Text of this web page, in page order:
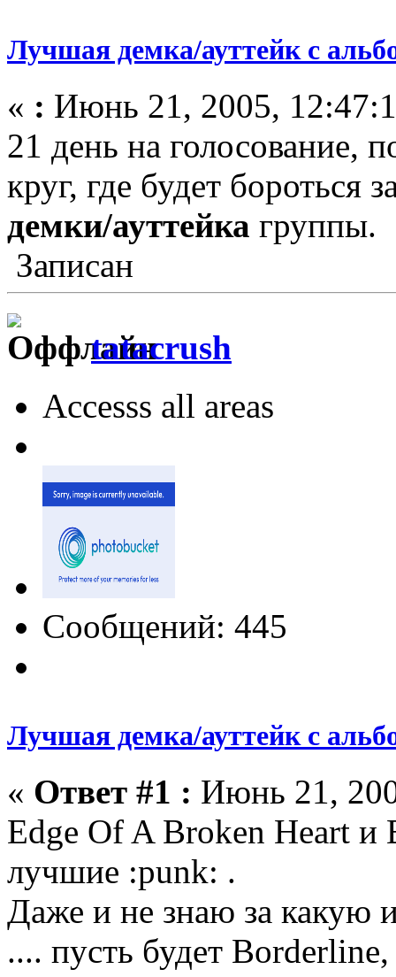
Лучшая демка/ауттейк с
« : Июнь 21, 2005,
21 день на голосование,
круг, где будет бороться
демки/ауттейка группы.
Записан
tatacrush
Accesss all areas
Сообщений: 445
Лучшая демка/ауттейк с
« Ответ #1 : Июнь 21,
Edge Of A Broken Heart и
лучшие :punk: .
Даже и не знаю за какую
.... пусть будет